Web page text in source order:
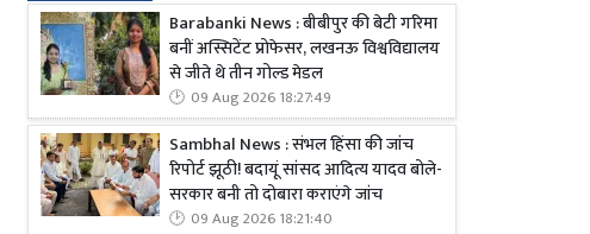
Barabanki News : बीबीपुर की बेटी गरिमा
बनीं अस्सिटेंट प्रोफेसर, लखनऊ विश्वविद्यालय
से जीते थे तीन गोल्ड मेडल
09 Aug 2026 18:27:49
Sambhal News : संभल हिंसा की जांच
रिपोर्ट झूठी! बदायूं सांसद आदित्य यादव बोले-
सरकार बनी तो दोबारा कराएंगे जांच
09 Aug 2026 18:21:40